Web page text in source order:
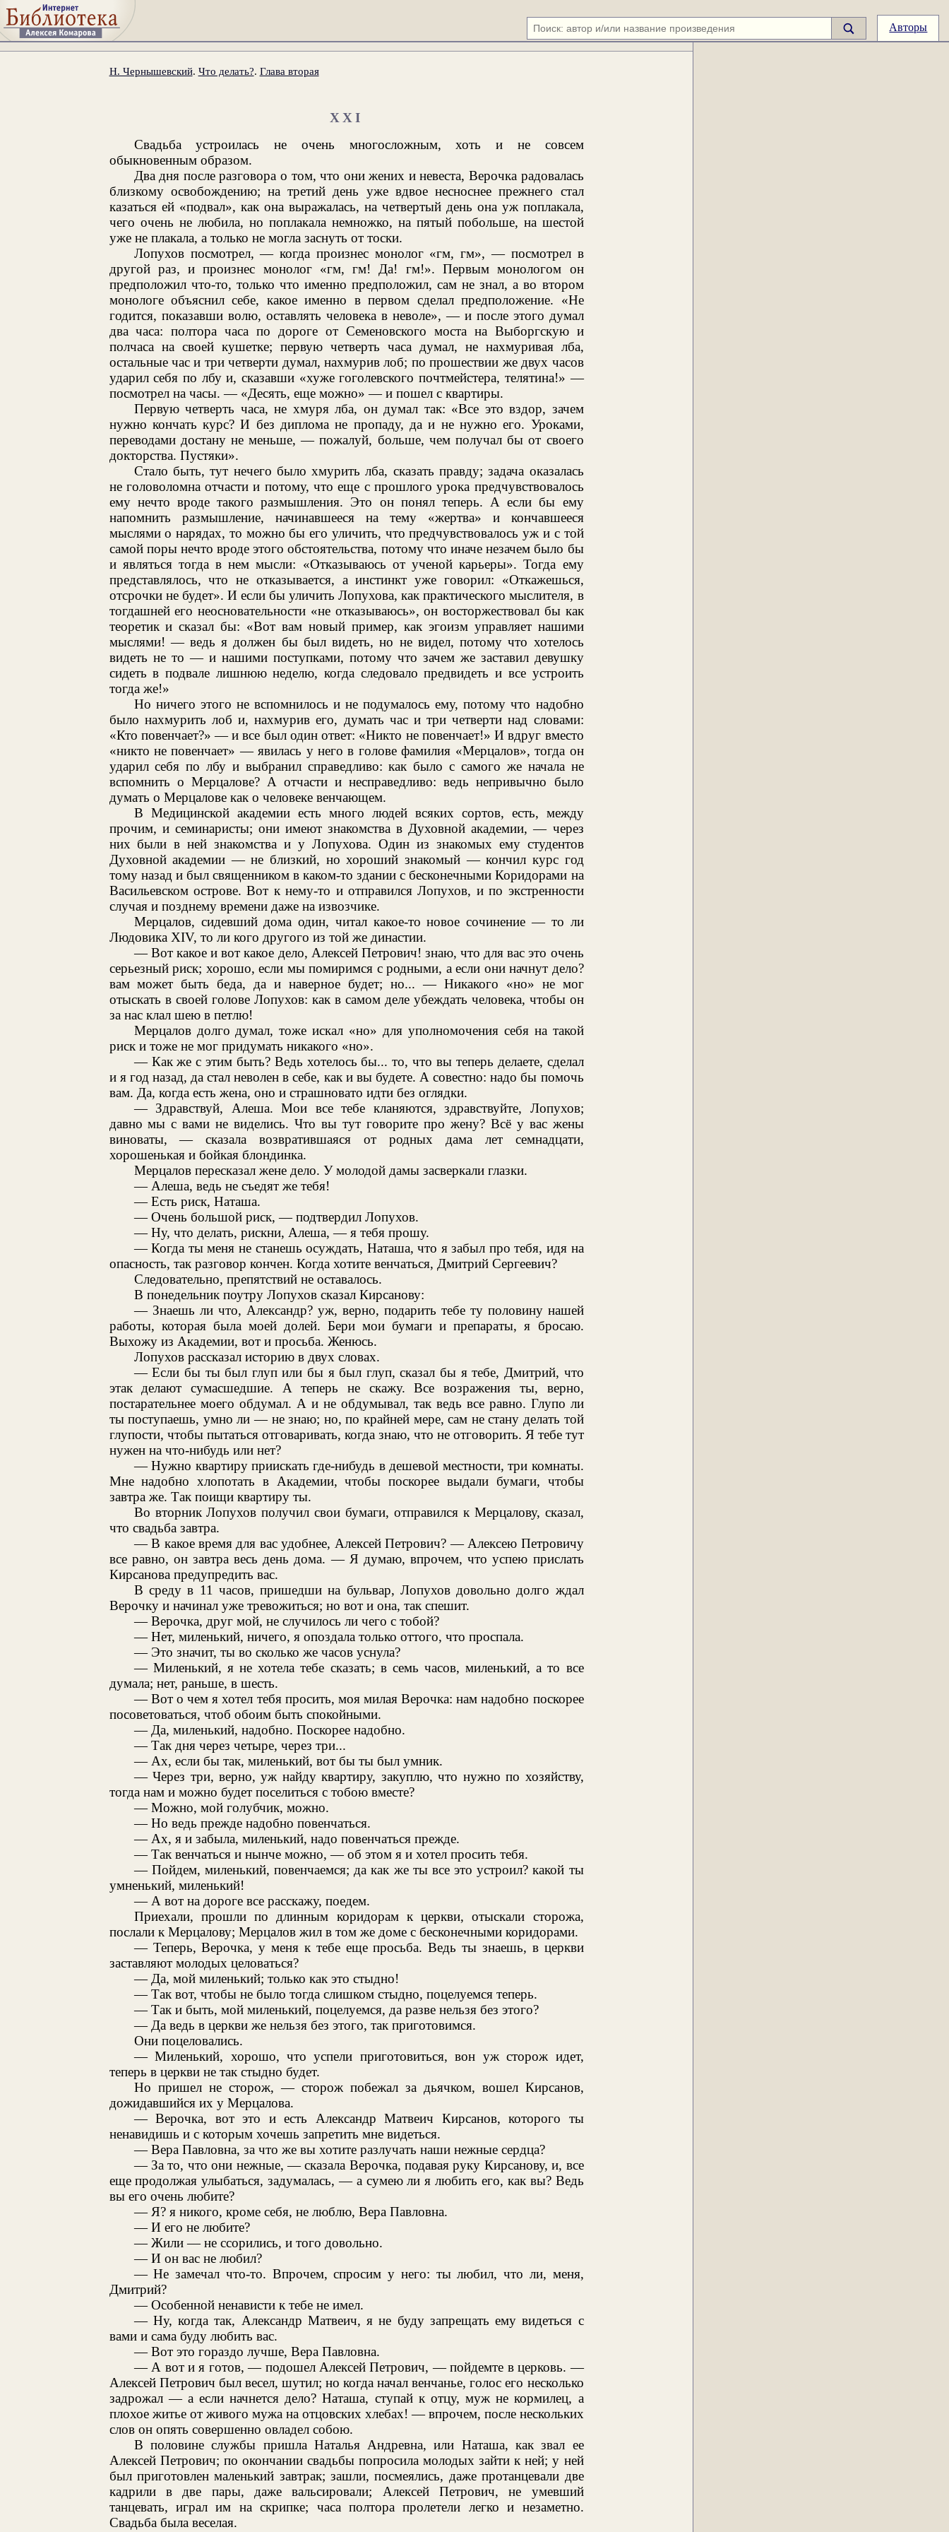
Авторы
Н. Чернышевский. Что делать?. Глава вторая
XXI
Свадьба устроилась не очень многосложным, хоть и не совсем
обыкновенным образом.
Два дня после разговора о том, что они жених и невеста, Верочка радовалась
близкому освобождению; на третий день уже вдвое несноснее прежнего стал
казаться ей «подвал», как она выражалась, на четвертый день она уж поплакала,
чего очень не любила, но поплакала немножко, на пятый побольше, на шестой
уже не плакала, а только не могла заснуть от тоски.
Лопухов посмотрел, — когда произнес монолог «гм, гм», — посмотрел в
другой раз, и произнес монолог «гм, гм! Да! гм!». Первым монологом он
предположил что-то, только что именно предположил, сам не знал, а во втором
монологе объяснил себе, какое именно в первом сделал предположение. «Не
годится, показавши волю, оставлять человека в неволе», — и после этого думал
два часа: полтора часа по дороге от Семеновского моста на Выборгскую и
полчаса на своей кушетке; первую четверть часа думал, не нахмуривая лба,
остальные час и три четверти думал, нахмурив лоб; по прошествии же двух часов
ударил себя по лбу и, сказавши «хуже гоголевского почтмейстера, телятина!» —
посмотрел на часы. — «Десять, еще можно» — и пошел с квартиры.
Первую четверть часа, не хмуря лба, он думал так: «Все это вздор, зачем
нужно кончать курс? И без диплома не пропаду, да и не нужно его. Уроками,
переводами достану не меньше, — пожалуй, больше, чем получал бы от своего
докторства. Пустяки».
Стало быть, тут нечего было хмурить лба, сказать правду; задача оказалась
не головоломна отчасти и потому, что еще с прошлого урока предчувствовалось
ему нечто вроде такого размышления. Это он понял теперь. А если бы ему
напомнить размышление, начинавшееся на тему «жертва» и кончавшееся
мыслями о нарядах, то можно бы его уличить, что предчувствовалось уж и с той
самой поры нечто вроде этого обстоятельства, потому что иначе незачем было бы
и являться тогда в нем мысли: «Отказываюсь от ученой карьеры». Тогда ему
представлялось, что не отказывается, а инстинкт уже говорил: «Откажешься,
отсрочки не будет». И если бы уличить Лопухова, как практического мыслителя, в
тогдашней его неосновательности «не отказываюсь», он восторжествовал бы как
теоретик и сказал бы: «Вот вам новый пример, как эгоизм управляет нашими
мыслями! — ведь я должен бы был видеть, но не видел, потому что хотелось
видеть не то — и нашими поступками, потому что зачем же заставил девушку
сидеть в подвале лишнюю неделю, когда следовало предвидеть и все устроить
тогда же!»
Но ничего этого не вспомнилось и не подумалось ему, потому что надобно
было нахмурить лоб и, нахмурив его, думать час и три четверти над словами:
«Кто повенчает?» — и все был один ответ: «Никто не повенчает!» И вдруг вместо
«никто не повенчает» — явилась у него в голове фамилия «Мерцалов», тогда он
ударил себя по лбу и выбранил справедливо: как было с самого же начала не
вспомнить о Мерцалове? А отчасти и несправедливо: ведь непривычно было
думать о Мерцалове как о человеке венчающем.
В Медицинской академии есть много людей всяких сортов, есть, между
прочим, и семинаристы; они имеют знакомства в Духовной академии, — через
них были в ней знакомства и у Лопухова. Один из знакомых ему студентов
Духовной академии — не близкий, но хороший знакомый — кончил курс год
тому назад и был священником в каком-то здании с бесконечными Коридорами на
Васильевском острове. Вот к нему-то и отправился Лопухов, и по экстренности
случая и позднему времени даже на извозчике.
Мерцалов, сидевший дома один, читал какое-то новое сочинение — то ли
Людовика XIV, то ли кого другого из той же династии.
— Вот какое и вот какое дело, Алексей Петрович! знаю, что для вас это очень
серьезный риск; хорошо, если мы помиримся с родными, а если они начнут дело?
вам может быть беда, да и наверное будет; но... — Никакого «но» не мог
отыскать в своей голове Лопухов: как в самом деле убеждать человека, чтобы он
за нас клал шею в петлю!
Мерцалов долго думал, тоже искал «но» для уполномочения себя на такой
риск и тоже не мог придумать никакого «но».
— Как же с этим быть? Ведь хотелось бы... то, что вы теперь делаете, сделал
и я год назад, да стал неволен в себе, как и вы будете. А совестно: надо бы помочь
вам. Да, когда есть жена, оно и страшновато идти без оглядки.
— Здравствуй, Алеша. Мои все тебе кланяются, здравствуйте, Лопухов;
давно мы с вами не виделись. Что вы тут говорите про жену? Всё у вас жены
виноваты, — сказала возвратившаяся от родных дама лет семнадцати,
хорошенькая и бойкая блондинка.
Мерцалов пересказал жене дело. У молодой дамы засверкали глазки.
— Алеша, ведь не съедят же тебя!
— Есть риск, Наташа.
— Очень большой риск, — подтвердил Лопухов.
— Ну, что делать, рискни, Алеша, — я тебя прошу.
— Когда ты меня не станешь осуждать, Наташа, что я забыл про тебя, идя на
опасность, так разговор кончен. Когда хотите венчаться, Дмитрий Сергеевич?
Следовательно, препятствий не оставалось.
В понедельник поутру Лопухов сказал Кирсанову:
— Знаешь ли что, Александр? уж, верно, подарить тебе ту половину нашей
работы, которая была моей долей. Бери мои бумаги и препараты, я бросаю.
Выхожу из Академии, вот и просьба. Женюсь.
Лопухов рассказал историю в двух словах.
— Если бы ты был глуп или бы я был глуп, сказал бы я тебе, Дмитрий, что
этак делают сумасшедшие. А теперь не скажу. Все возражения ты, верно,
постарательнее моего обдумал. А и не обдумывал, так ведь все равно. Глупо ли
ты поступаешь, умно ли — не знаю; но, по крайней мере, сам не стану делать той
глупости, чтобы пытаться отговаривать, когда знаю, что не отговорить. Я тебе тут
нужен на что-нибудь или нет?
— Нужно квартиру приискать где-нибудь в дешевой местности, три комнаты.
Мне надобно хлопотать в Академии, чтобы поскорее выдали бумаги, чтобы
завтра же. Так поищи квартиру ты.
Во вторник Лопухов получил свои бумаги, отправился к Мерцалову, сказал,
что свадьба завтра.
— В какое время для вас удобнее, Алексей Петрович? — Алексею Петровичу
все равно, он завтра весь день дома. — Я думаю, впрочем, что успею прислать
Кирсанова предупредить вас.
В среду в 11 часов, пришедши на бульвар, Лопухов довольно долго ждал
Верочку и начинал уже тревожиться; но вот и она, так спешит.
— Верочка, друг мой, не случилось ли чего с тобой?
— Нет, миленький, ничего, я опоздала только оттого, что проспала.
— Это значит, ты во сколько же часов уснула?
— Миленький, я не хотела тебе сказать; в семь часов, миленький, а то все
думала; нет, раньше, в шесть.
— Вот о чем я хотел тебя просить, моя милая Верочка: нам надобно поскорее
посоветоваться, чтоб обоим быть спокойными.
— Да, миленький, надобно. Поскорее надобно.
— Так дня через четыре, через три...
— Ах, если бы так, миленький, вот бы ты был умник.
— Через три, верно, уж найду квартиру, закуплю, что нужно по хозяйству,
тогда нам и можно будет поселиться с тобою вместе?
— Можно, мой голубчик, можно.
— Но ведь прежде надобно повенчаться.
— Ах, я и забыла, миленький, надо повенчаться прежде.
— Так венчаться и нынче можно, — об этом я и хотел просить тебя.
— Пойдем, миленький, повенчаемся; да как же ты все это устроил? какой ты
умненький, миленький!
— А вот на дороге все расскажу, поедем.
Приехали, прошли по длинным коридорам к церкви, отыскали сторожа,
послали к Мерцалову; Мерцалов жил в том же доме с бесконечными коридорами.
— Теперь, Верочка, у меня к тебе еще просьба. Ведь ты знаешь, в церкви
заставляют молодых целоваться?
— Да, мой миленький; только как это стыдно!
— Так вот, чтобы не было тогда слишком стыдно, поцелуемся теперь.
— Так и быть, мой миленький, поцелуемся, да разве нельзя без этого?
— Да ведь в церкви же нельзя без этого, так приготовимся.
Они поцеловались.
— Миленький, хорошо, что успели приготовиться, вон уж сторож идет,
теперь в церкви не так стыдно будет.
Но пришел не сторож, — сторож побежал за дьячком, вошел Кирсанов,
дожидавшийся их у Мерцалова.
— Верочка, вот это и есть Александр Матвеич Кирсанов, которого ты
ненавидишь и с которым хочешь запретить мне видеться.
— Вера Павловна, за что же вы хотите разлучать наши нежные сердца?
— За то, что они нежные, — сказала Верочка, подавая руку Кирсанову, и, все
еще продолжая улыбаться, задумалась, — а сумею ли я любить его, как вы? Ведь
вы его очень любите?
— Я? я никого, кроме себя, не люблю, Вера Павловна.
— И его не любите?
— Жили — не ссорились, и того довольно.
— И он вас не любил?
— Не замечал что-то. Впрочем, спросим у него: ты любил, что ли, меня,
Дмитрий?
— Особенной ненависти к тебе не имел.
— Ну, когда так, Александр Матвеич, я не буду запрещать ему видеться с
вами и сама буду любить вас.
— Вот это гораздо лучше, Вера Павловна.
— А вот и я готов, — подошел Алексей Петрович, — пойдемте в церковь. —
Алексей Петрович был весел, шутил; но когда начал венчанье, голос его несколько
задрожал — а если начнется дело? Наташа, ступай к отцу, муж не кормилец, а
плохое житье от живого мужа на отцовских хлебах! — впрочем, после нескольких
слов он опять совершенно овладел собою.
В половине службы пришла Наталья Андревна, или Наташа, как звал ее
Алексей Петрович; по окончании свадьбы попросила молодых зайти к ней; у ней
был приготовлен маленький завтрак; зашли, посмеялись, даже протанцевали две
кадрили в две пары, даже вальсировали; Алексей Петрович, не умевший
танцевать, играл им на скрипке; часа полтора пролетели легко и незаметно.
Свадьба была веселая.